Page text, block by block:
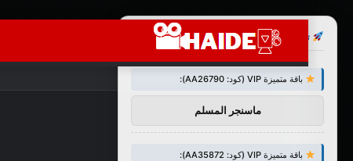
توصيات :
باقة متميزة VIP (كود: AA26790):
ماسنجر المسلم
باقة متميزة VIP (كود: AA35872):